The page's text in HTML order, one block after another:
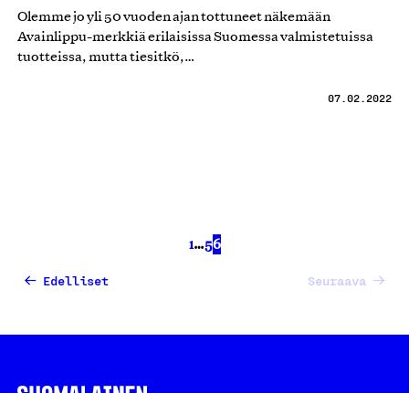
Olemme jo yli 50 vuoden ajan tottuneet näkemään
Avainlippu-merkkiä erilaisissa Suomessa valmistetuissa
tuotteissa, mutta tiesitkö,…
07.02.2022
Edelliset
1…56
Seuraava